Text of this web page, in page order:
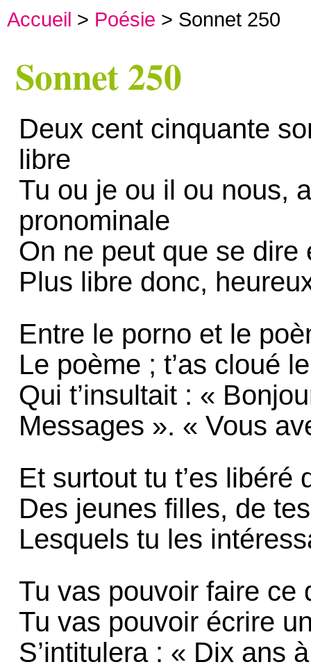
Accueil > Poésie > Sonnet 250
Sonnet 250
Deux cent cinquante
libre
Tu ou je ou il ou nous,
pronominale
On ne peut que se dire
Plus libre donc,
Entre le porno et le
Le poème ; t’as cloué
Qui t’insultait : «
Messages ». « Vous
Et surtout tu t’es libéré
Des jeunes filles, de
Lesquels tu les
Tu vas pouvoir faire ce
Tu vas pouvoir écrire
S’intitulera : « Dix ans